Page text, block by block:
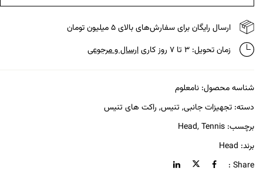
ارسال رایگان برای سفارش‌های بالای ۵ میلیون تومان
زمان تحویل: ۳ تا ۷ روز کاری
ارسال و مرجوعی
شناسه محصول: نامعلوم
دسته: تجهیزات جانبی, تنیس, راکت های تنیس
برچسب:
Head,Tennis
برند: Head
Share :